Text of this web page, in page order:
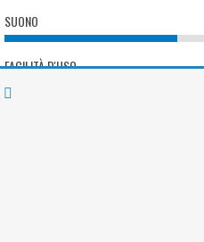
SUONO
FACILITÀ D'USO